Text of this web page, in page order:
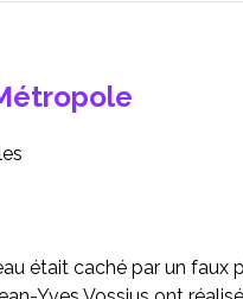
était caché par un faux